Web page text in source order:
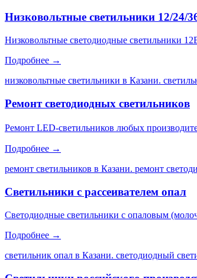
Низковольтные светильники 12/24/
Низковольтные светодиодные светильники
Подробнее →
низковольтные светильники в Казани.
Ремонт светодиодных светильников
Ремонт LED-светильников любых
Подробнее →
ремонт светильников в Казани. ремонт
Светильники с рассеивателем опал
Светодиодные светильники с опаловым
Подробнее →
светильник опал в Казани. светодиодный